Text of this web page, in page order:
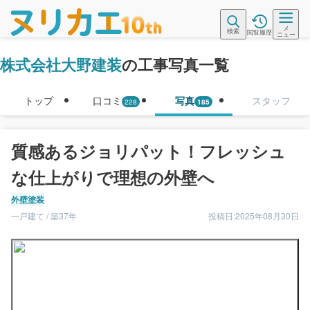
検索 閲覧履歴
メ
ニュー
株式会社大野建装の工事写真一覧
トップ 口コミ 228 写真 185 スタッフ
質感あるジョリパット！フレッシュ
な仕上がりで理想の外壁へ
外壁塗装
一戸建て / 築37年 投稿日:2025年08月30日